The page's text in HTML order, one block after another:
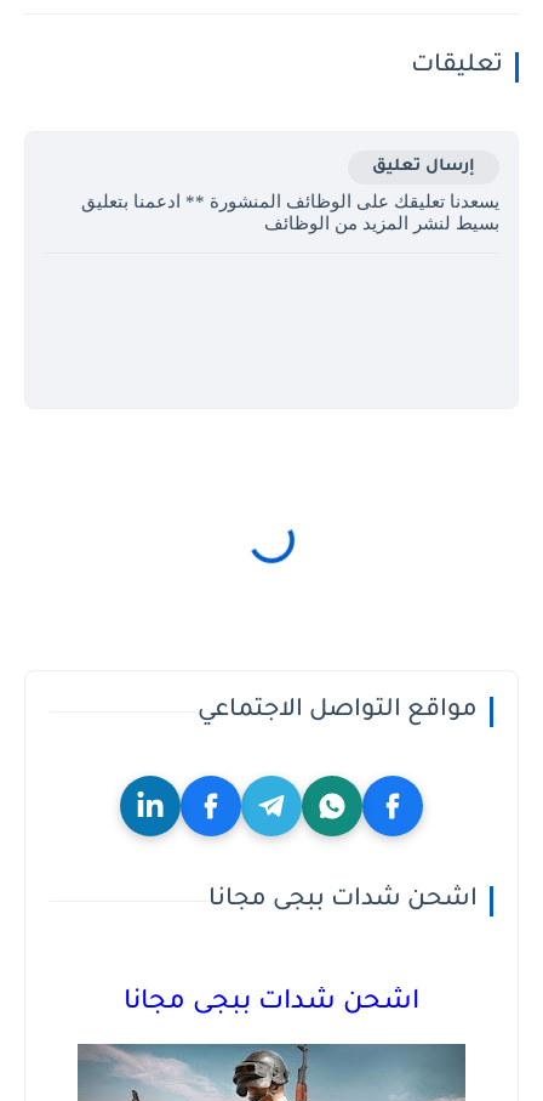
تعليقات
إرسال تعليق
يسعدنا تعليقك على الوظائف المنشورة ** ادعمنا بتعليق
بسيط لنشر المزيد من الوظائف
مواقع التواصل الاجتماعي
اشحن شدات ببجى مجانا
اشحن شدات ببجى مجانا